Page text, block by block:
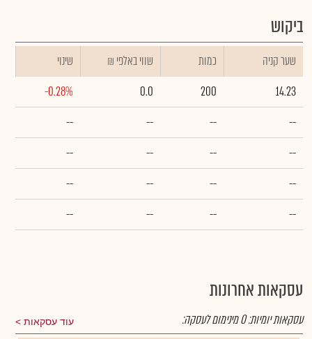
ביקוש
שער קניה כמות ₪ שווי באלפי
שינוי
14.23
200
0.0
-0.28%
--
--
--
--
--
--
--
--
--
--
--
--
--
--
--
--
עסקאות אחרונות
עוד עסקאות עסקאות יומיות:0מינימום לעסקה: